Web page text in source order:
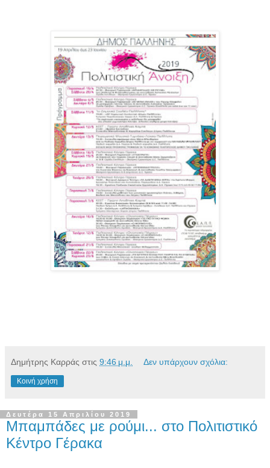
Δημήτρης Καρράς στις 9:46 μ.μ. Δεν υπάρχουν σχόλια:
Κοινή χρήση
Δευτέρα 15 Απριλίου 2019
Μπαμπάδες με ρούμι... στο Πολιτιστικό
Κέντρο Γέρακα